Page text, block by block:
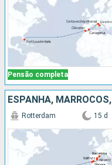
Pensão completa
Rotterdam 15 d